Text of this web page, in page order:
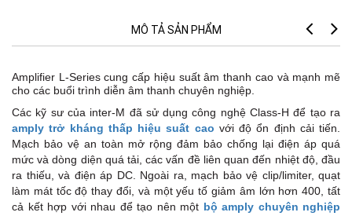
MÔ TẢ SẢN PHẨM
Amplifier L-Series cung cấp hiệu suất âm thanh cao và mạnh mẽ
cho các buổi trình diễn âm thanh chuyên nghiệp.
Các kỹ sư của inter-M đã sử dụng công nghệ Class-H để tạo ra
amply trở kháng thấp hiệu suất cao với độ ổn định cải tiến.
Mạch bảo vệ an toàn mở rộng đảm bảo chống lại điện áp quá
mức và dòng diện quá tải, các vấn đề liên quan đến nhiệt độ, đầu
ra thiếu, và điện áp DC. Ngoài ra, mạch bảo vệ clip/limiter, quạt
làm mát tốc độ thay đổi, và một yếu tố giảm âm lớn hơn 400, tất
cả kết hợp với nhau để tạo nên một bộ amply chuyên nghiệp